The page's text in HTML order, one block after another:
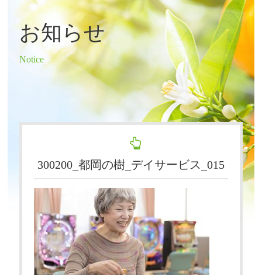
お知らせ
Notice
300200_都岡の樹_デイサービス_015